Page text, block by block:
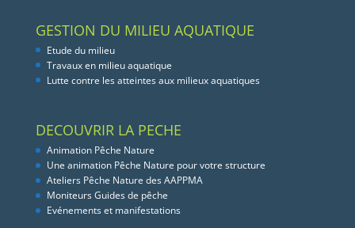
GESTION DU MILIEU AQUATIQUE
Etude du milieu
Travaux en milieu aquatique
Lutte contre les atteintes aux milieux aquatiques
DECOUVRIR LA PECHE
Animation Pêche Nature
Une animation Pêche Nature pour votre structure
Ateliers Pêche Nature des AAPPMA
Moniteurs Guides de pêche
Evénements et manifestations